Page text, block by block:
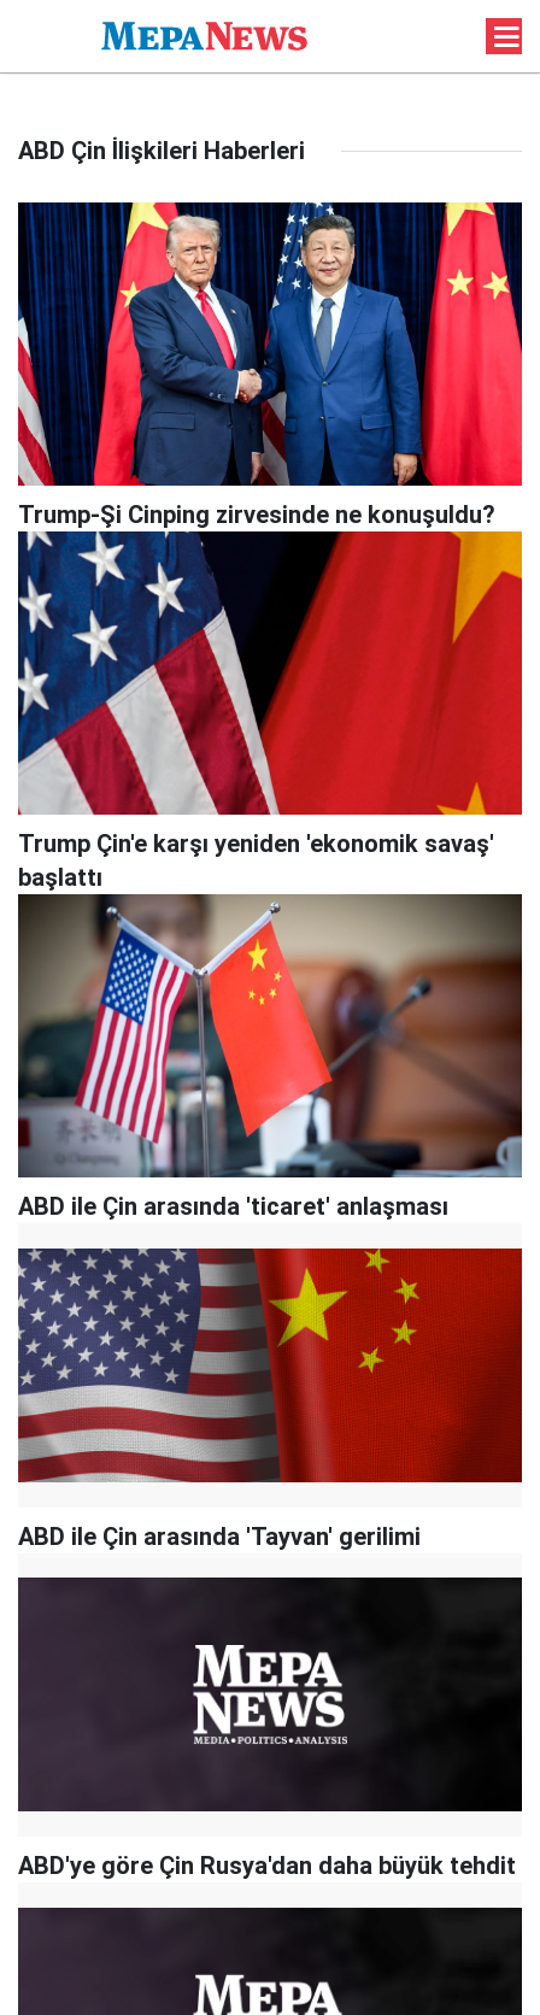
ABD Çin İlişkileri Haberleri
Trump-Şi Cinping zirvesinde ne konuşuldu?
Trump Çin'e karşı yeniden 'ekonomik savaş'
başlattı
ABD ile Çin arasında 'ticaret' anlaşması
ABD ile Çin arasında 'Tayvan' gerilimi
ABD'ye göre Çin Rusya'dan daha büyük tehdit